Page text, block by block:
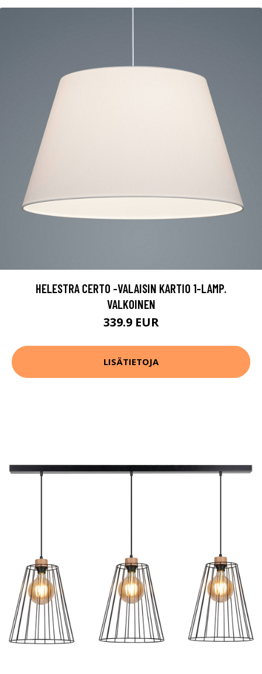
HELESTRA CERTO -VALAISIN KARTIO 1-LAMP.
VALKOINEN
339.9 EUR
LISÄTIETOJA